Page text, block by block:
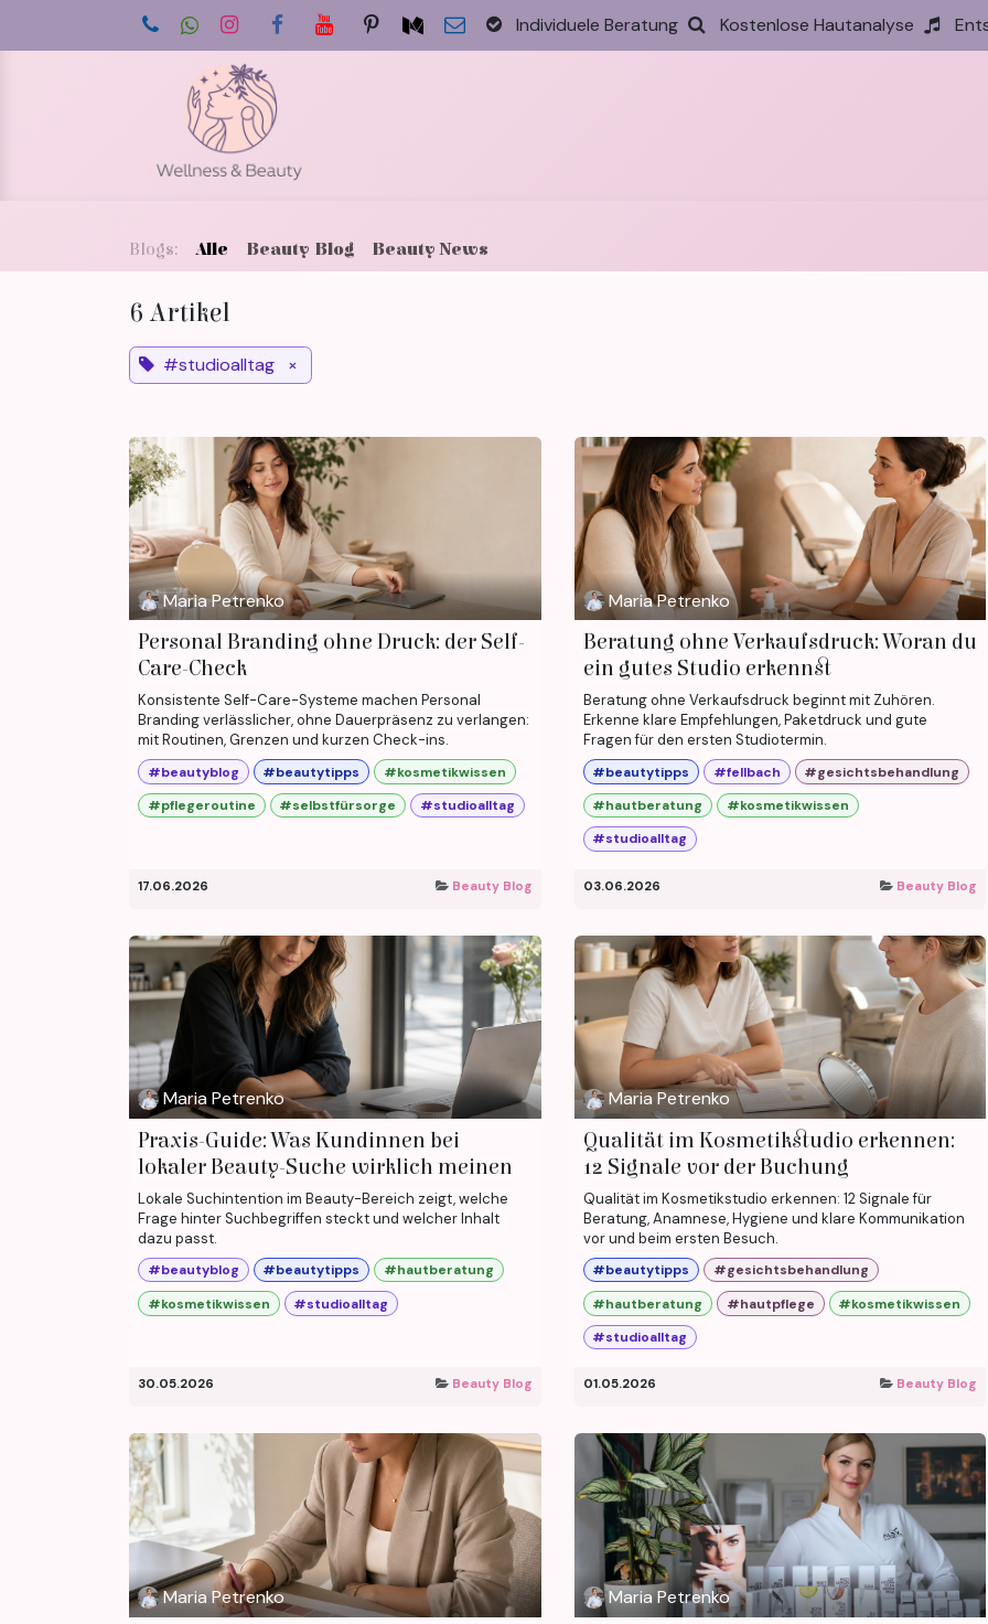
Zum Inhalt springen
Individuele Beratung Kostenlose Hautanalyse
Blogs: Alle Beauty Blog Beauty News
6 Artikel
#studioalltag ×
Maria Petrenko
Personal Branding ohne Druck: der Self-
Care-Check
Konsistente Self-Care-Systeme machen Personal
Branding verlässlicher, ohne Dauerpräsenz zu verlangen:
mit Routinen, Grenzen und kurzen Check-ins.
#beautyblog #beautytipps
#kosmetikwissen
#pflegeroutine
#selbstfürsorge #studioalltag
17.06.2026 Beauty Blog
Maria Petrenko
Beratung ohne Verkaufsdruck: Woran du
ein gutes Studio erkennst
Beratung ohne Verkaufsdruck beginnt mit Zuhören.
Erkenne klare Empfehlungen, Paketdruck und gute
Fragen für den ersten Studiotermin.
#beautytipps #fellbach
#gesichtsbehandlung
#hautberatung
#kosmetikwissen
#studioalltag
03.06.2026 Beauty Blog
Maria Petrenko
Praxis-Guide: Was Kundinnen bei
lokaler Beauty-Suche wirklich meinen
Lokale Suchintention im Beauty-Bereich zeigt, welche
Frage hinter Suchbegriffen steckt und welcher Inhalt
dazu passt.
#beautyblog #beautytipps
#hautberatung
#kosmetikwissen
#studioalltag
30.05.2026 Beauty Blog
Maria Petrenko
Qualität im Kosmetikstudio erkennen:
12 Signale vor der Buchung
Qualität im Kosmetikstudio erkennen: 12 Signale für
Beratung, Anamnese, Hygiene und klare Kommunikation
vor und beim ersten Besuch.
#beautytipps
#gesichtsbehandlung
#hautberatung
#hautpflege
#kosmetikwissen
#studioalltag
01.05.2026 Beauty Blog
Maria Petrenko Maria Petrenko